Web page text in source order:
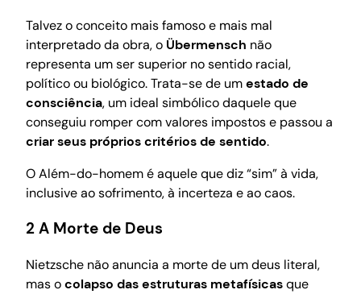
Talvez o conceito mais famoso e mais mal
interpretado da obra, o Übermensch não
representa um ser superior no sentido racial,
político ou biológico. Trata-se de umestado de
consciência, um ideal simbólico daquele que
conseguiu romper com valores impostos e passou a
criar seus próprios critérios de sentido.
O Além-do-homem é aquele que diz “sim” à vida,
inclusive ao sofrimento, à incerteza e ao caos.
2 A Morte de Deus
Nietzsche não anuncia a morte de um deus literal,
mas ocolapso das estruturas metafísicasque